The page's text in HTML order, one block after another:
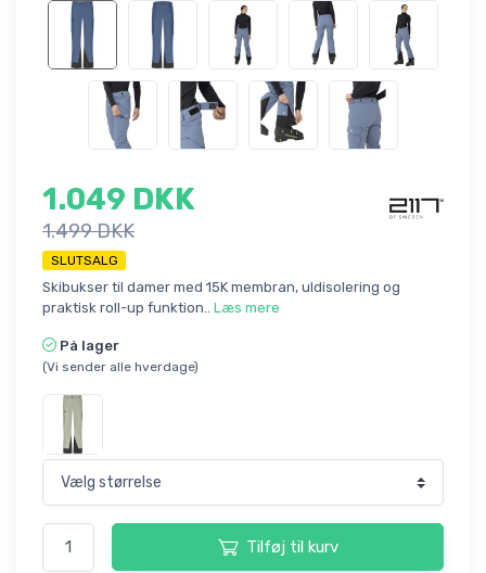
1.049 DKK
1.499 DKK
SLUTSALG
Skibukser til damer med 15K membran, uldisolering og
praktisk roll-up funktion.. Læs mere
På lager
(Vi sender alle hverdage)
Tilføj til kurv